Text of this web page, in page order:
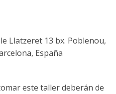
Llatzeret 13 bx. Poblenou,
España
este taller deberán de